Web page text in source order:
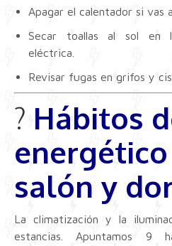
Apagar el calentador si vas
Secar toallas al sol en
eléctrica.
Revisar fugas en grifos y
?️ Hábitos
salón y
La climatización y la
estancias. Apuntamos 9